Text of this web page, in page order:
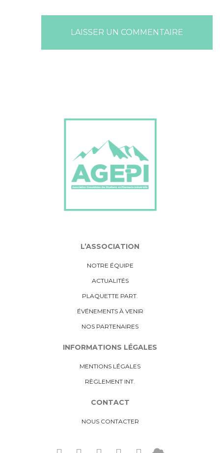
L’ASSOCIATION
NOTRE ÉQUIPE
ACTUALITÉS
PLAQUETTE PART.
ÉVÉNEMENTS À VENIR
NOS PARTENAIRES
INFORMATIONS LÉGALES
MENTIONS LÉGALES
RÈGLEMENT INT.
CONTACT
NOUS CONTACTER